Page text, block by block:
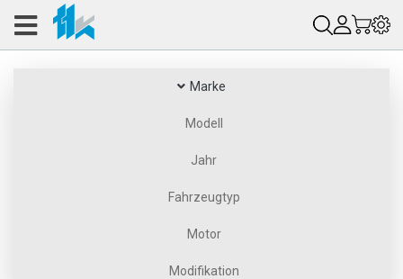
Marke
Modell
Jahr
Fahrzeugtyp
Motor
Modifikation